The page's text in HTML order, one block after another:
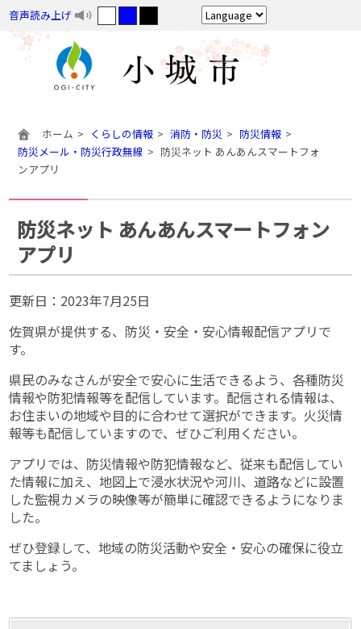
音声読み上げ
ホーム くらしの情報 消防・防災
防災情報
防災メール・防災行政無線
防災ネット あんあんスマートフォ
ンアプリ
防災ネット あんあんスマートフォン
アプリ
更新日： 2023年7月25日
佐賀県が提供する、防災・安全・安心情報配信アプリで
す。
県民のみなさんが安全で安心に生活できるよう、各種防災
情報や防犯情報等を配信しています。配信される情報は、
お住まいの地域や目的に合わせて選択ができます。火災情
報等も配信していますので、ぜひご利用ください。
アプリでは、防災情報や防犯情報など、従来も配信してい
た情報に加え、地図上で浸水状況や河川、道路などに設置
した監視カメラの映像等が簡単に確認できるようになりま
した。
ぜひ登録して、地域の防災活動や安全・安心の確保に役立
てましょう。